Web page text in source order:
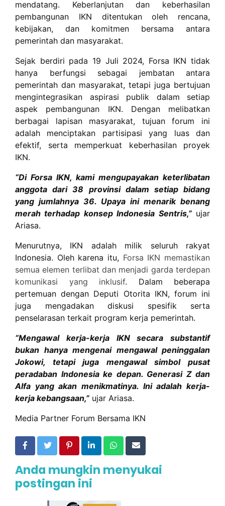
mendatang. Keberlanjutan dan keberhasilan
pembangunan IKN ditentukan oleh rencana,
kebijakan, dan komitmen bersama antara
pemerintah dan masyarakat.
Sejak berdiri pada 19 Juli 2024, Forsa IKN tidak
hanya berfungsi sebagai jembatan antara
pemerintah dan masyarakat, tetapi juga bertujuan
mengintegrasikan aspirasi publik dalam setiap
aspek pembangunan IKN. Dengan melibatkan
berbagai lapisan masyarakat, tujuan forum ini
adalah menciptakan partisipasi yang luas dan
efektif, serta memperkuat keberhasilan proyek
IKN.
“Di Forsa IKN, kami mengupayakan keterlibatan
anggota dari 38 provinsi dalam setiap bidang
yang jumlahnya 36. Upaya ini menarik benang
merah terhadap konsep Indonesia Sentris,”ujar
Ariasa.
Menurutnya, IKN adalah milik seluruh rakyat
Indonesia. Oleh karena itu, Forsa IKN memastikan
semua elemen terlibat dan menjadi garda terdepan
komunikasi yang inklusif. Dalam beberapa
pertemuan dengan Deputi Otorita IKN, forum ini
juga mengadakan diskusi spesifik serta
penselarasan terkait program kerja pemerintah.
“Mengawal kerja-kerja IKN secara substantif
bukan hanya mengenai mengawal peninggalan
Jokowi, tetapi juga mengawal simbol pusat
peradaban Indonesia ke depan. Generasi Z dan
Alfa yang akan menikmatinya. Ini adalah kerja-
kerja kebangsaan,” ujar Ariasa.
Media Partner Forum Bersama IKN
Anda mungkin menyukai
postingan ini